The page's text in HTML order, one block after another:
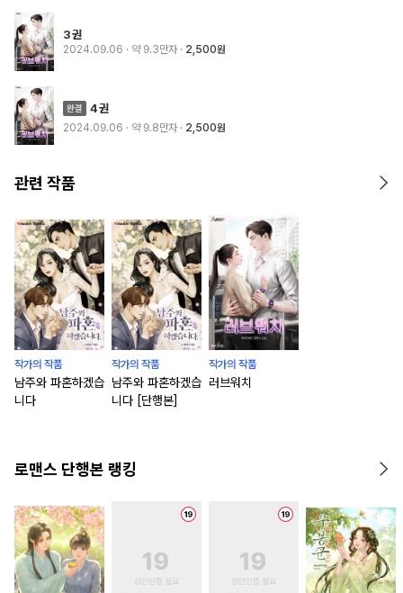
3권
2024.09.06 · 약 9.3만자 2,500원
4권
2024.09.06 · 약 9.8만자 2,500원
관련 작품
작가의 작품
남주와 파혼하겠습
니다
작가의 작품
남주와 파혼하겠습
니다 [단행본]
작가의 작품
러브워치
로맨스 단행본 랭킹